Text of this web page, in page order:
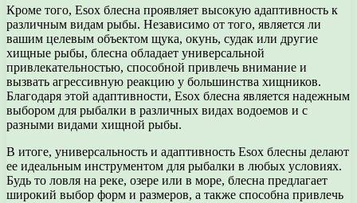
Кроме того, Esox блесна проявляет высокую адаптивность к
различным видам рыбы. Независимо от того, является ли
вашим целевым объектом щука, окунь, судак или другие
хищные рыбы, блесна обладает универсальной
привлекательностью, способной привлечь внимание и
вызвать агрессивную реакцию у большинства хищников.
Благодаря этой адаптивности, Esox блесна является надежным
выбором для рыбалки в различных видах водоемов и с
разными видами хищной рыбы.
В итоге, универсальность и адаптивность Esox блесны делают
ее идеальным инструментом для рыбалки в любых условиях.
Будь то ловля на реке, озере или в море, блесна предлагает
широкий выбор форм и размеров, а также способна привлечь